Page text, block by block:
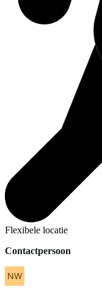
Flexibele locatie
Contactpersoon